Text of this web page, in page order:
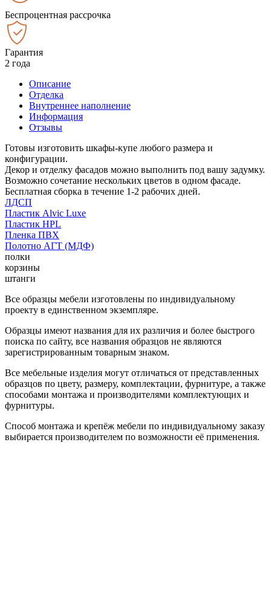
Беспроцентная рассрочка
Гарантия
2 года
Описание
Отделка
Внутреннее наполнение
Информация
Отзывы
Готовы изготовить шкафы-купе любого размера и
конфигурации.
Декор и отделку фасадов можно выполнить под вашу задумку.
Возможно сочетание нескольких цветов в одном фасаде.
Бесплатная сборка в течение 1-2 рабочих дней.
ЛДСП
Пластик Alvic Luxe
Пластик HPL
Пленка ПВХ
Полотно АГТ (МДФ)
полки
корзины
штанги
Все образцы мебели изготовлены по индивидуальному
проекту в единственном экземпляре.
Образцы имеют названия для их различия и более быстрого
поиска по сайту, все названия образцов не являются
зарегистрированным товарным знаком.
Все мебельные изделия могут отличаться от представленных
образцов по цвету, размеру, комплектации, фурнитуре, а также
способами монтажа и производителями комплектующих и
фурнитуры.
Способ монтажа и крепёж мебели по индивидуальному заказу
выбирается производителем по возможности её применения.